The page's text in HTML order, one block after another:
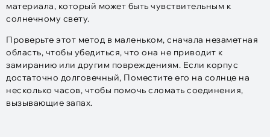
материала, который может быть чувствительным к
солнечному свету.
Проверьте этот метод в маленьком, сначала незаметная
область, чтобы убедиться, что она не приводит к
замиранию или другим повреждениям. Если корпус
достаточно долговечный, Поместите его на солнце на
несколько часов, чтобы помочь сломать соединения,
вызывающие запах.